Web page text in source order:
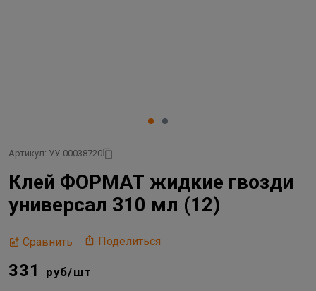
Артикул: УУ-00038720
Клей ФОРМАТ жидкие гвозди
универсал 310 мл (12)
Сравнить Поделиться
331 руб/шт